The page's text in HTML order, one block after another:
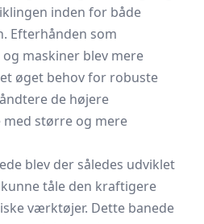
inden for både
Efterhånden som
maskiner blev mere
øget behov for robuste
de højere
større og mere
blev der således udviklet
tåle den kraftigere
værktøjer. Dette banede